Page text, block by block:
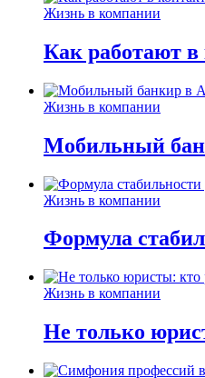
Жизнь в компании
Как работают
Жизнь в компании
Мобильный
Жизнь в компании
Формула
Жизнь в компании
Не только